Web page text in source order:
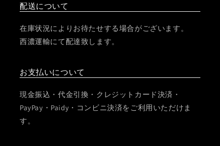
配送について
在庫状況によりお待たせする場合がございます。
西濃運輸にて配達致します。
お支払いについて
現金振込・代金引換・クレジットカード決済・
PayPay・Paidy・コンビニ決済をご利用いただけま
す。